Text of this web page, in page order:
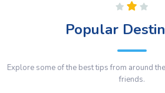
Popular
Explore some of the best tips from around
friends.